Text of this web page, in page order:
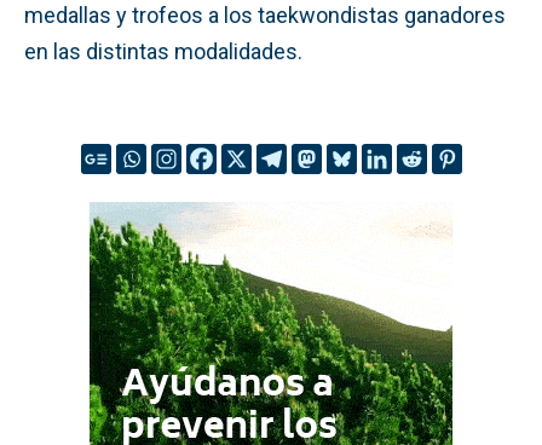
medallas y trofeos a los taekwondistas ganadores
en las distintas modalidades.